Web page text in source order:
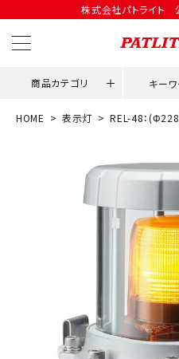
株式会社パトライト
商品カテゴリ キー
ACCOUNT MENU
ようこそ ゲスト 様
person 会員
用途別改善アイデア
ネットワーク対応
HOME 表示灯 REL-48：